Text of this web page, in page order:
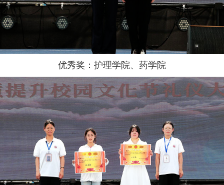
优秀奖：护理学院、药学院